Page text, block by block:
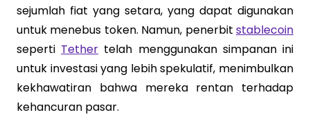
sejumlah fiat yang setara, yang dapat digunakan
untuk menebus token. Namun, penerbit stablecoin
seperti Tether telah menggunakan simpanan ini
untuk investasi yang lebih spekulatif, menimbulkan
kekhawatiran bahwa mereka rentan terhadap
kehancuran pasar.